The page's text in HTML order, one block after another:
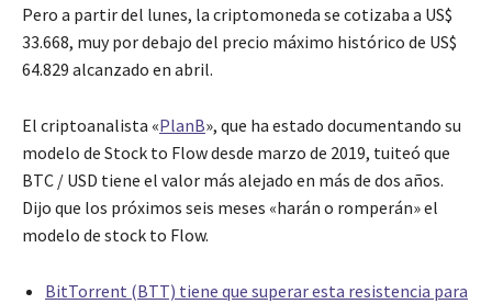
Pero a partir del lunes, la criptomoneda se cotizaba a US$
33.668, muy por debajo del precio máximo histórico de US$
64.829 alcanzado en abril.
El criptoanalista «PlanB», que ha estado documentando su
modelo de Stock to Flow desde marzo de 2019, tuiteó que
BTC / USD tiene el valor más alejado en más de dos años.
Dijo que los próximos seis meses «harán o romperán» el
modelo de stock to Flow.
BitTorrent (BTT) tiene que superar esta resistencia para